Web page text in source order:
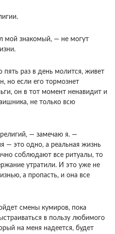
мой знакомый, — не могут
раз в день молится, живет
но если его тормоз­нет
он в тот мо­мент ненавидит и
не только всю
— замечаю я. —
— это одно, а реальная жизнь
соблюдают все ритуалы, то
утратили. И это уже не
а пропасть, и она все
смены куми­ров, пока
в пользу любимого
на меня надеется, будет